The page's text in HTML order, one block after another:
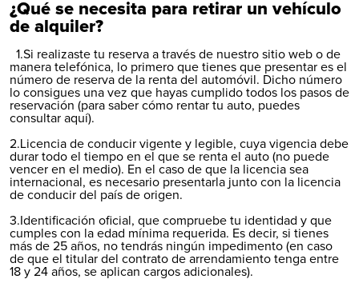
¿Qué se necesita para retirar un vehículo
de alquiler?
1.Si realizaste tu reserva a través de nuestro sitio web o de
manera telefónica, lo primero que tienes que presentar es el
número de reserva de la renta del automóvil. Dicho número
lo consigues una vez que hayas cumplido todos los pasos de
reservación (para saber cómo rentar tu auto, puedes
consultar aquí).
2.Licencia de conducir vigente y legible, cuya vigencia debe
durar todo el tiempo en el que se renta el auto (no puede
vencer en el medio). En el caso de que la licencia sea
internacional, es necesario presentarla junto con la licencia
de conducir del país de origen.
3.Identificación oficial, que compruebe tu identidad y que
cumples con la edad mínima requerida. Es decir, si tienes
más de 25 años, no tendrás ningún impedimento (en caso
de que el titular del contrato de arrendamiento tenga entre
18 y 24 años, se aplican cargos adicionales).